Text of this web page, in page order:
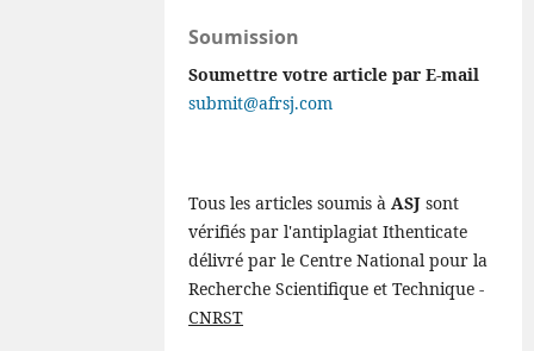
Soumission
Soumettre votre article par E-mail
submit@afrsj.com
Tous les articles soumis àASJ sont
vérifiés par l'antiplagiat Ithenticate
délivré par le Centre National pour la
Recherche Scientifique et Technique -
CNRST